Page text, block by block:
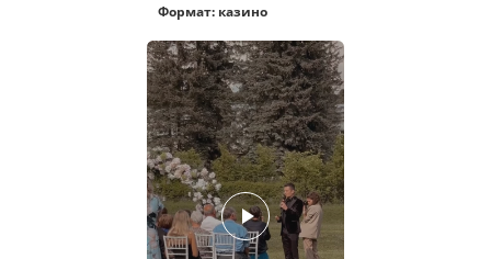
Формат: казино